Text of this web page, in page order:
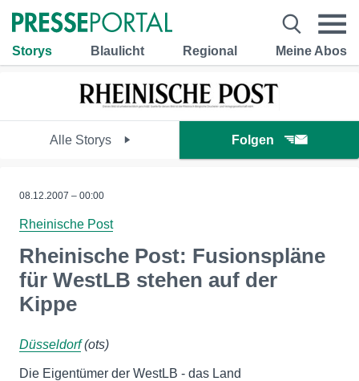
Storys Blaulicht Regional Meine Abos
Alle Storys Folgen
08.12.2007 – 00:00
Rheinische Post
Rheinische Post: Fusionspläne
für WestLB stehen auf der
Kippe
Düsseldorf(ots)
Die Eigentümer der WestLB - das Land